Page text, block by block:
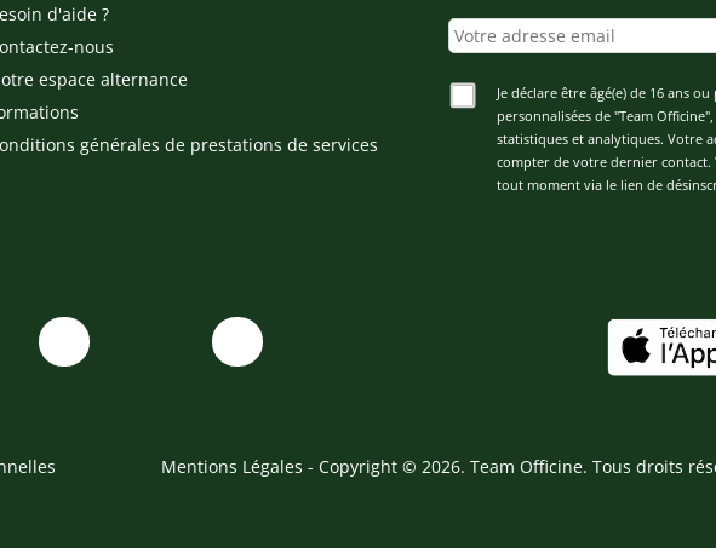
d'aide ?
nous
espace alternance
générales de prestations de services
Je déclare être âgé(e) de 16 ans
personnalisées de "Team
statistiques et analytiques. Votre
compter de votre dernier
tout moment via le lien de
Mentions Légales - Copyright © 2026. Team Officine. Tous droits